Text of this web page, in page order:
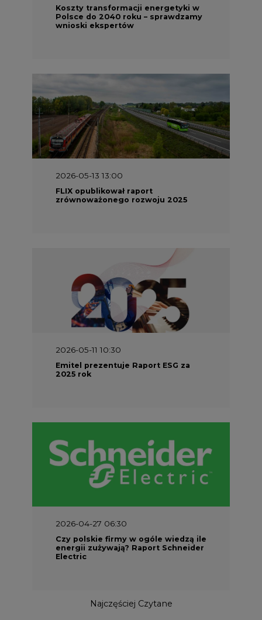
Koszty transformacji energetyki w
Polsce do 2040 roku – sprawdzamy
wnioski ekspertów
2026-05-13 13:00
FLIX opublikował raport
zrównoważonego rozwoju 2025
2026-05-11 10:30
Emitel prezentuje Raport ESG za
2025 rok
2026-04-27 06:30
Czy polskie firmy w ogóle wiedzą ile
energii zużywają? Raport Schneider
Electric
Najczęściej Czytane